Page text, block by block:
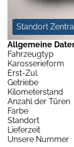
Standort
Allgemeine
Fahrzeugtyp
Karosserieform
Erst-Zul.
Getriebe
Kilometerstand
Anzahl der Türen
Farbe
Standort
Lieferzeit
Unsere Nummer